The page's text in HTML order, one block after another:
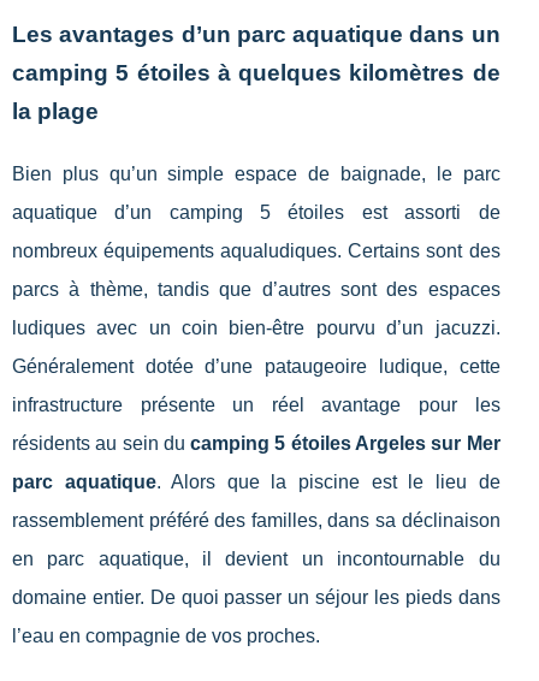
Les avantages d’un parc aquatique dans un
camping 5 étoiles à quelques kilomètres de
la plage
Bien plus qu’un simple espace de baignade, le parc
aquatique d’un camping 5 étoiles est assorti de
nombreux équipements aqualudiques. Certains sont des
parcs à thème, tandis que d’autres sont des espaces
ludiques avec un coin bien-être pourvu d’un jacuzzi.
Généralement dotée d’une pataugeoire ludique, cette
infrastructure présente un réel avantage pour les
résidents au sein ducamping 5 étoiles Argeles sur Mer
parc aquatique. Alors que la piscine est le lieu de
rassemblement préféré des familles, dans sa déclinaison
en parc aquatique, il devient un incontournable du
domaine entier. De quoi passer un séjour les pieds dans
l’eau en compagnie de vos proches.